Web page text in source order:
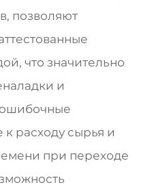
позволяют
что значительно
и
расходу сырья и
при переходе